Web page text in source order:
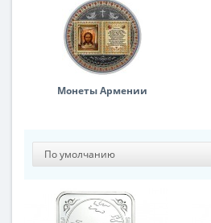
Монеты Армении